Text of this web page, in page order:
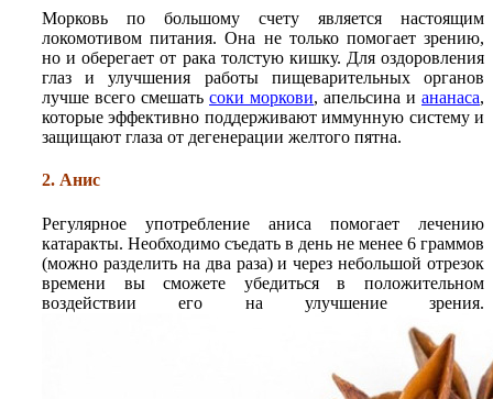
Морковь по большому счету является настоящим
локомотивом питания. Она не только помогает зрению,
но и оберегает от рака толстую кишку. Для оздоровления
глаз и улучшения работы пищеварительных органов
лучше всего смешать соки моркови, апельсина и ананаса,
которые эффективно поддерживают иммунную систему и
защищают глаза от дегенерации желтого пятна.
2. Анис
Регулярное употребление аниса помогает лечению
катаракты. Необходимо съедать в день не менее 6 граммов
(можно разделить на два раза) и через небольшой отрезок
времени вы сможете убедиться в положительном
воздействии его на улучшение зрения.